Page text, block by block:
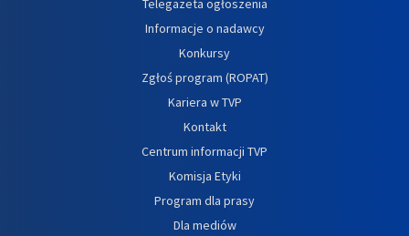
Telegazeta ogłoszenia
Informacje o nadawcy
Konkursy
Zgłoś program (ROPAT)
Kariera w TVP
Kontakt
Centrum informacji TVP
Komisja Etyki
Program dla prasy
Dla mediów